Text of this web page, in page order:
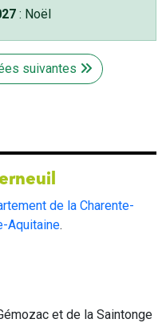
: Noël
suivantes
de la Charente-
Aquitaine.
et de la Saintonge